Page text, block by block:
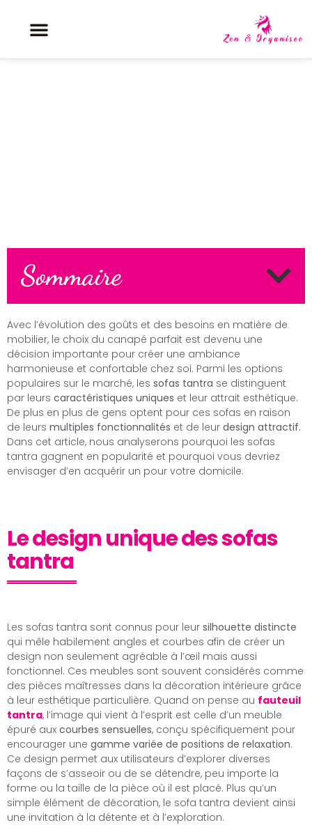
Sommaire
Avec l’évolution des goûts et des besoins en matière de
mobilier, le choix du canapé parfait est devenu une
décision importante pour créer une ambiance
harmonieuse et confortable chez soi. Parmi les options
populaires sur le marché, les sofas tantra se distinguent
par leurs caractéristiques uniques et leur attrait esthétique.
De plus en plus de gens optent pour ces sofas en raison
de leurs multiples fonctionnalités et de leur design attractif.
Dans cet article, nous analyserons pourquoi les sofas
tantra gagnent en popularité et pourquoi vous devriez
envisager d’en acquérir un pour votre domicile.
Le design unique des sofas
tantra
Les sofas tantra sont connus pour leur silhouette distincte
qui mêle habilement angles et courbes afin de créer un
design non seulement agréable à l’œil mais aussi
fonctionnel. Ces meubles sont souvent considérés comme
des pièces maîtresses dans la décoration intérieure grâce
à leur esthétique particulière. Quand on pense au fauteuil
tantra, l’image qui vient à l’esprit est celle d’un meuble
épuré aux courbes sensuelles, conçu spécifiquement pour
encourager une gamme variée de positions de relaxation.
Ce design permet aux utilisateurs d’explorer diverses
façons de s’asseoir ou de se détendre, peu importe la
forme ou la taille de la pièce où il est placé. Plus qu’un
simple élément de décoration, le sofa tantra devient ainsi
une invitation à la détente et à l’exploration.